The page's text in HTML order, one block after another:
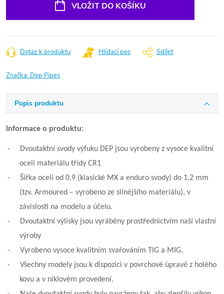
VLOŽIT DO KOŠÍKU
Dotaz k produktu Hlídací pes Sdílet
Značka: Dep Pipes
Popis produktu
Informace o produktu:
-
Dvoutaktní svody výfuku DEP jsou vyrobeny z vysoce kvalitní
oceli materiálu třídy CR1
-
Šířka oceli od 0,9 (klasické MX a enduro svody) do 1,2 mm
(tzv. Armoured – vyrobeno ze silnějšího materiálu), v
závislosti na modelu a účelu.
-
Dvoutaktní výlisky jsou vyráběny prostřednictvím naší vlastní
výroby
-
Vyrobeno vysoce kvalitním svařováním TIG a MIG.
-
Všechny modely jsou k dispozici v povrchové úpravě z holého
kovu a v niklovém provedení.